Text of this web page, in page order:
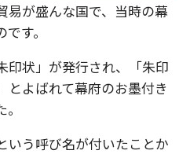
易が盛んな国で、当時の幕
す。
印状」が発行され、「朱印
よばれて幕府のお墨付き
いう呼び名が付いたことか